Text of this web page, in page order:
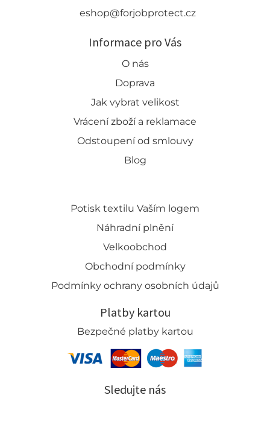
eshop@forjobprotect.cz
Informace pro Vás
O nás
Doprava
Jak vybrat velikost
Vrácení zboží a reklamace
Odstoupení od smlouvy
Blog
Potisk textilu Vaším logem
Náhradní plnění
Velkoobchod
Obchodní podmínky
Podmínky ochrany osobních údajů
Platby kartou
Bezpečné platby kartou
Sledujte nás